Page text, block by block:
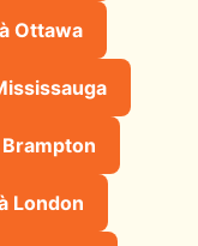
Ottawa
London